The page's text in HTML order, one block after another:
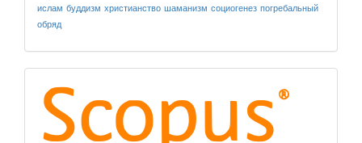
ислам буддизм христианство шаманизм социогенез погребальный
обряд